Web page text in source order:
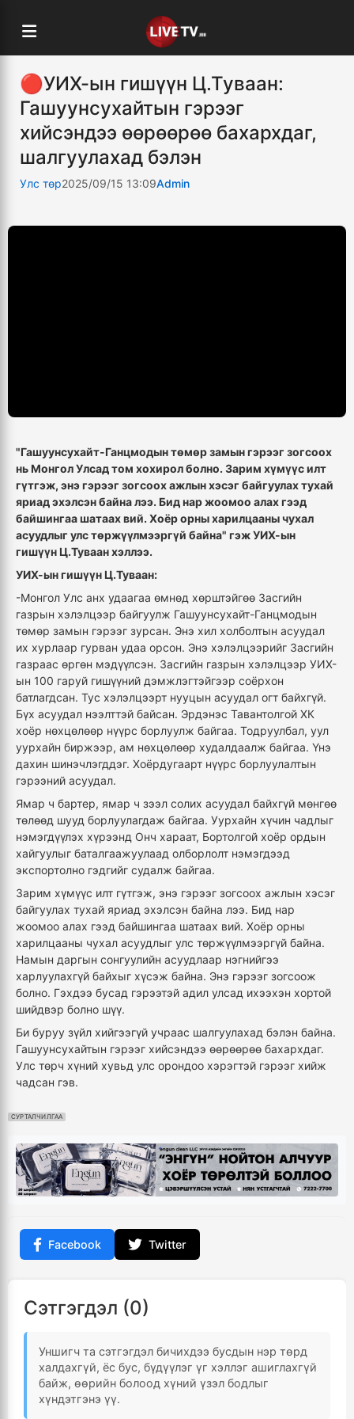
🔴УИХ-ын гишүүн Ц.Туваан:
Гашуунсухайтын гэрээг
хийсэндээ өөрөөрөө бахархдаг,
шалгуулахад бэлэн
Улс төр2025/09/15 13:09Admin
"Гашуунсухайт-Ганцмодын төмөр замын гэрээг зогсоох
нь Монгол Улсад том хохирол болно. Зарим хүмүүс илт
гүтгэж, энэ гэрээг зогсоох ажлын хэсэг байгуулах тухай
яриад эхэлсэн байна лээ. Бид нар жоомоо алах гээд
байшингаа шатаах вий. Хоёр орны харилцааны чухал
асуудлыг улс төржүүлмээргүй байна" гэж УИХ-ын
гишүүн Ц.Туваан хэллээ.
УИХ-ын гишүүн Ц.Туваан:
-Монгол Улс анх удаагаа өмнөд хөрштэйгөө Засгийн
газрын хэлэлцээр байгуулж Гашуунсухайт-Ганцмодын
төмөр замын гэрээг зурсан. Энэ хил холболтын асуудал
их хурлаар гурван удаа орсон. Энэ хэлэлцээрийг Засгийн
газраас өргөн мэдүүлсэн. Засгийн газрын хэлэлцээр УИХ-
ын 100 гаруй гишүүний дэмжлэгтэйгээр соёрхон
батлагдсан. Тус хэлэлцээрт нууцын асуудал огт байхгүй.
Бүх асуудал нээлттэй байсан. Эрдэнэс Тавантолгой ХК
хоёр нөхцөлөөр нүүрс борлуулж байгаа. Тодруулбал, уул
уурхайн биржээр, ам нөхцөлөөр худалдаалж байгаа. Үнэ
дахин шинэчлэгддэг. Хоёрдугаарт нүүрс борлуулалтын
гэрээний асуудал.
Ямар ч бартер, ямар ч зээл солих асуудал байхгүй мөнгөө
төлөөд шууд борлуулагдаж байгаа. Уурхайн хүчин чадлыг
нэмэгдүүлэх хүрээнд Онч хараат, Бортолгой хоёр ордын
хайгуулыг баталгаажуулаад олборлолт нэмэгдээд
экспортолно гэдгийг судалж байгаа.
Зарим хүмүүс илт гүтгэж, энэ гэрээг зогсоох ажлын хэсэг
байгуулах тухай яриад эхэлсэн байна лээ. Бид нар
жоомоо алах гээд байшингаа шатаах вий. Хоёр орны
харилцааны чухал асуудлыг улс төржүүлмээргүй байна.
Намын даргын сонгуулийн асуудлаар нэгнийгээ
харлуулахгүй байхыг хүсэж байна. Энэ гэрээг зогсоож
болно. Гэхдээ бусад гэрээтэй адил улсад ихээхэн хортой
шийдвэр болно шүү.
Би буруу зүйл хийгээгүй учраас шалгуулахад бэлэн байна.
Гашуунсухайтын гэрээг хийсэндээ өөрөөрөө бахархдаг.
Улс төрч хүний хувьд улс орондоо хэрэгтэй гэрээг хийж
чадсан гэв.
СУРТАЛЧИЛГАА
Facebook Twitter
Сэтгэгдэл (0)
Уншигч та сэтгэгдэл бичихдээ бусдын нэр төрд
халдахгүй, ёс бус, бүдүүлэг үг хэллэг ашиглахгүй
байж, өөрийн болоод хүний үзэл бодлыг
хүндэтгэнэ үү.